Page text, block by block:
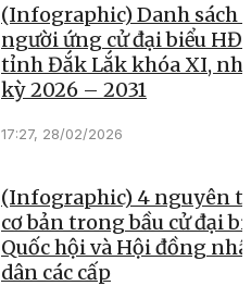
(Infographic) Danh sách
người ứng cử đại biểu
tỉnh Đắk Lắk khóa XI,
kỳ 2026 – 2031
17:27, 28/02/2026
(Infographic) 4 nguyên
cơ bản trong bầu cử đại
Quốc hội và Hội đồng
dân các cấp